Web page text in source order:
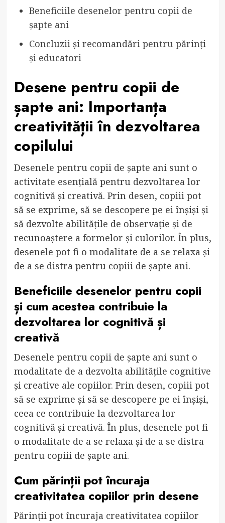
Beneficiile desenelor pentru copii de
șapte ani
Concluzii și recomandări pentru părinți
și educatori
Desene pentru copii de
șapte ani: Importanța
creativității în dezvoltarea
copilului
Desenele pentru copii de șapte ani sunt o
activitate esențială pentru dezvoltarea lor
cognitivă și creativă. Prin desen, copiii pot
să se exprime, să se descopere pe ei înșiși și
să dezvolte abilitățile de observație și de
recunoaștere a formelor și culorilor. În plus,
desenele pot fi o modalitate de a se relaxa și
de a se distra pentru copiii de șapte ani.
Beneficiile desenelor pentru copii
și cum acestea contribuie la
dezvoltarea lor cognitivă și
creativă
Desenele pentru copii de șapte ani sunt o
modalitate de a dezvolta abilitățile cognitive
și creative ale copiilor. Prin desen, copiii pot
să se exprime și să se descopere pe ei înșiși,
ceea ce contribuie la dezvoltarea lor
cognitivă și creativă. În plus, desenele pot fi
o modalitate de a se relaxa și de a se distra
pentru copiii de șapte ani.
Cum părinții pot încuraja
creativitatea copiilor prin desene
Părinții pot încuraja creativitatea copiilor